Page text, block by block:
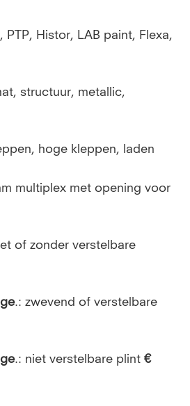
PTP, Histor, LAB paint, Flexa,
structuur, metallic,
hoge kleppen, laden
multiplex met opening voor
of zonder verstelbare
.: zwevend of verstelbare
.: niet verstelbare plint €